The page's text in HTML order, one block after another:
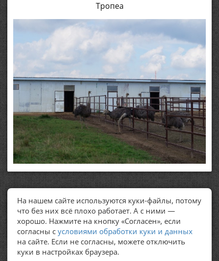
Тропеа
ПОЛЕЗНЫЕ ССЫЛКИ
Политика обработки персональных данных
На нашем сайте используются куки-файлы, потому
что без них всё плохо работает. А с ними —
хорошо. Нажмите на кнопку «Согласен», если
согласны с условиями обработки куки и данных
на сайте. Если не согласны, можете отключить
куки в настройках браузера.